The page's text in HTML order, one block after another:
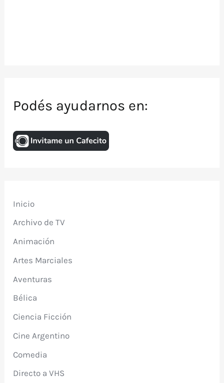
Podés ayudarnos en:
Inicio
Archivo de TV
Animación
Artes Marciales
Aventuras
Bélica
Ciencia Ficción
Cine Argentino
Comedia
Directo a VHS